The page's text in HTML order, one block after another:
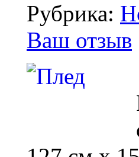
Рубрика:
Ваш отзыв